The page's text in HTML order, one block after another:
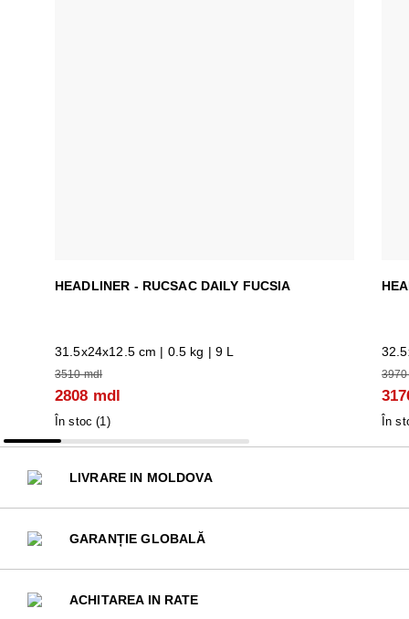
HEADLINER - RUCSAC DAILY FUCSIA
31.5x24x12.5 cm | 0.5 kg | 9 L
3510 mdl
2808 mdl
În stoc (1) În
LIVRARE IN MOLDOVA
GARANȚIE GLOBALĂ
ACHITAREA IN RATE